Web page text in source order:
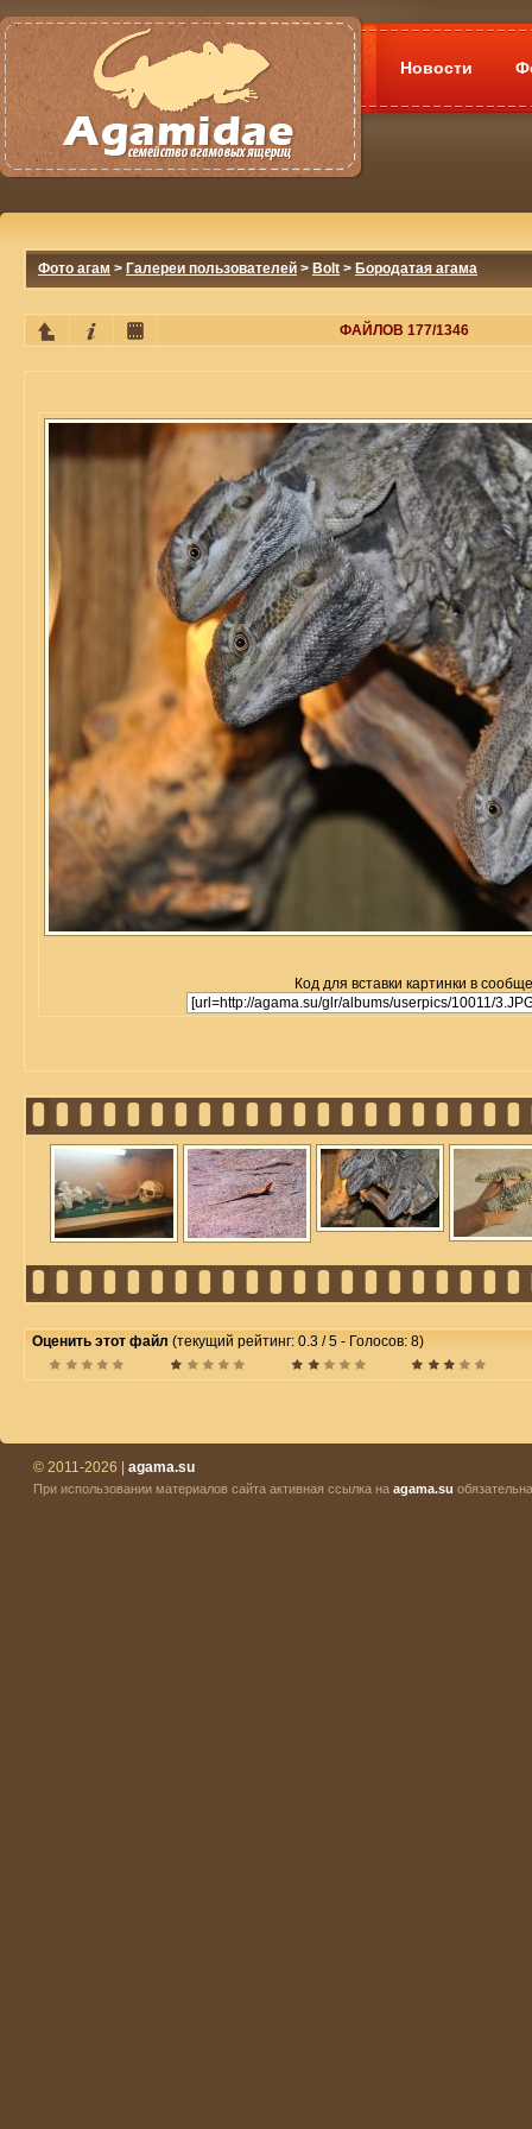
Новости
Фото агам > Галереи пользователей > Bolt > Бородатая агама
ФАЙЛОВ 177/1346
Код для вставки картинки в
Оценить этот файл (текущий рейтинг: 0.3 / 5 - Голосов: 8)
© 2011-2026 | agama.su
При использовании материалов сайта активная ссылка на agama.su